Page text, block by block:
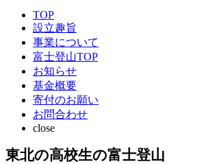
TOP
設立趣旨
事業について
富士登山TOP
お知らせ
基金概要
寄付のお願い
お問合わせ
close
東北の高校生の富士登山